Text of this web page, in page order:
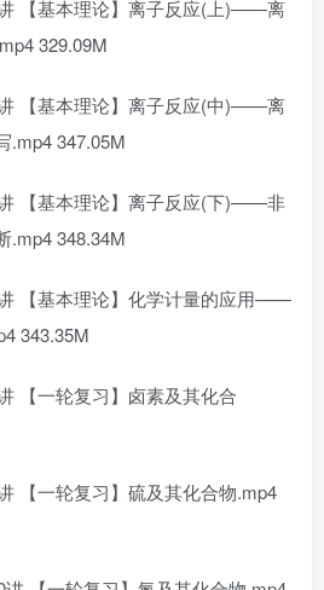
基本理论】离子反应(上)——离
329.09M
基本理论】离子反应(中)——离
.mp4 347.05M
基本理论】离子反应(下)——非
.mp4 348.34M
基本理论】化学计量的应用——
343.35M
一轮复习】卤素及其化合
一轮复习】硫及其化合物.mp4